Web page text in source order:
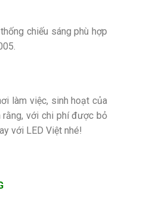
chiếu sáng phù hợp
làm việc, sinh hoạt của
rằng, với chi phí được bỏ
với LED Việt nhé!